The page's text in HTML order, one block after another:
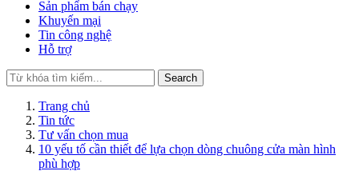
Sản phẩm bán chạy
Khuyến mại
Tin công nghệ
Hỗ trợ
Search
Trang chủ
Tin tức
Tư vấn chọn mua
10 yếu tố cần thiết để lựa chọn dòng chuông cửa màn hình
phù hợp